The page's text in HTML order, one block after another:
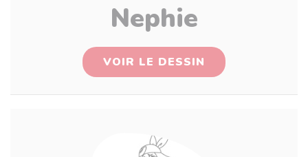
Nephie
VOIR LE DESSIN